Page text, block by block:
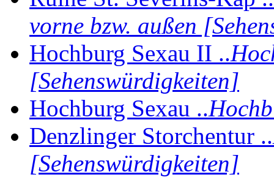
vorne bzw. außen
Hochburg Sexau II ..
[Sehenswürdigkeiten]
Hochburg Sexau ..
Denzlinger Storchentur ..
[Sehenswürdigkeiten]